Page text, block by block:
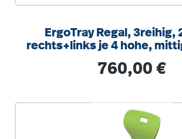
ErgoTray Regal, 3reihig,
rechts+links je 4 hohe,
Regulärer Preis:
760,00 €